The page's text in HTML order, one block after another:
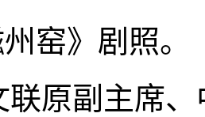
州窑》剧照
副主席、